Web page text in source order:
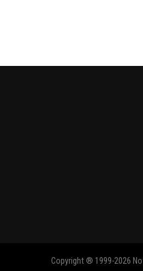
Copyright ® 1999-2026